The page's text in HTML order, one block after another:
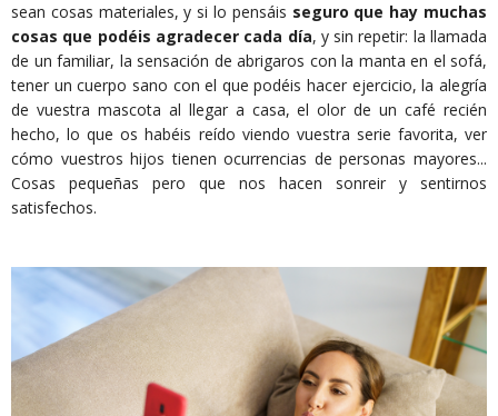
sean cosas materiales, y si lo pensáis seguro que hay muchas
cosas que podéis agradecer cada día, y sin repetir: la llamada
de un familiar, la sensación de abrigaros con la manta en el sofá,
tener un cuerpo sano con el que podéis hacer ejercicio, la alegría
de vuestra mascota al llegar a casa, el olor de un café recién
hecho, lo que os habéis reído viendo vuestra serie favorita, ver
cómo vuestros hijos tienen ocurrencias de personas mayores...
Cosas pequeñas pero que nos hacen sonreir y sentirnos
satisfechos.